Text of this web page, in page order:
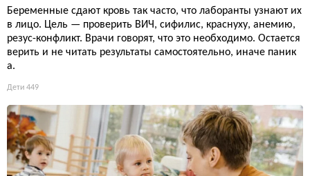
Беременные сдают кровь так часто, что лаборанты узнают их
в лицо. Цель — проверить ВИЧ, сифилис, краснуху, анемию,
резус-конфликт. Врачи говорят, что это необходимо. Остается
верить и не читать результаты самостоятельно, иначе паник
а.
Дети 449